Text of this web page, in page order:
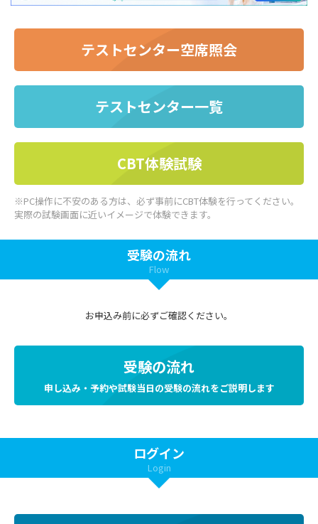
テストセンター空席照会
テストセンター一覧
CBT体験試験
※PC操作に不安のある方は、必ず事前にCBT体験を行ってください。
実際の試験画面に近いイメージで体験できます。
受験の流れ
Flow
お申込み前に必ずご確認ください。
受験の流れ
申し込み・予約や試験当日の受験の流れをご説明します
ログイン
Login